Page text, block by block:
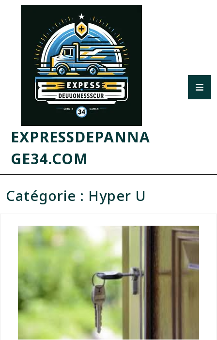
EXPRESSDEPANNA
GE34.COM
Catégorie : Hyper U